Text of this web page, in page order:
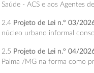
Saúde - ACS e aos Agentes
2.4 Projeto de Lei n.º 03/
núcleo urbano informal
2.5 Projeto de Lei n.º 04/
Palma /MG na forma como